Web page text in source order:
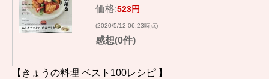
価格:523円
(2020/5/12 06:23時点)
感想(0件)
【きょうの料理 ベスト100レシピ 】